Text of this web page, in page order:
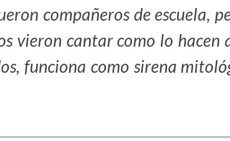
compañeros de escuela,
vieron cantar como lo hacen
funciona como sirena